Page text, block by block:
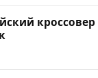
кроссовер